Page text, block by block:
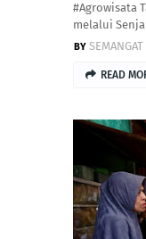
#Agrowisata
melalui
READ